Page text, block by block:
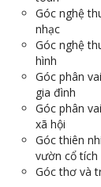
Góc nghệ
nhạc
Góc nghệ
hình
Góc phân
gia đình
Góc phân
xã hội
Góc thiên
vườn cổ tích
Góc thơ và